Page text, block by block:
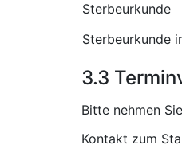
Sterbeurkunde
Sterbeurkunde
3.3
Bitte nehmen
Kontakt zum